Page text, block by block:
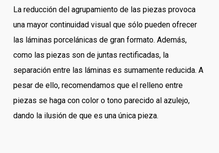
La reducción del agrupamiento de las piezas provoca
una mayor continuidad visual que sólo pueden ofrecer
las láminas porcelánicas de gran formato. Además,
como las piezas son de juntas rectificadas, la
separación entre las láminas es sumamente reducida. A
pesar de ello, recomendamos que el relleno entre
piezas se haga con color o tono parecido al azulejo,
dando la ilusión de que es una única pieza.